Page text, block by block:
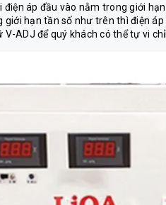
điện áp đầu vào nằm trong giới
hạn tần số như trên thì điện
ADJ để quý khách có thể tự vi